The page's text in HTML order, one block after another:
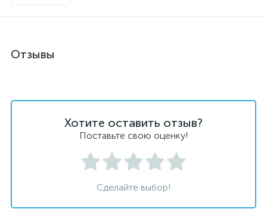
Отзывы
Хотите оставить отзыв?
Поставьте свою оценку!
Сделайте выбор!